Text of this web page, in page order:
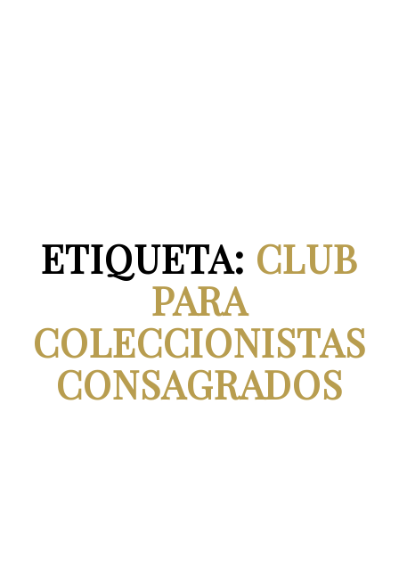
ETIQUETA: CLUB
PARA
COLECCIONISTAS
CONSAGRADOS